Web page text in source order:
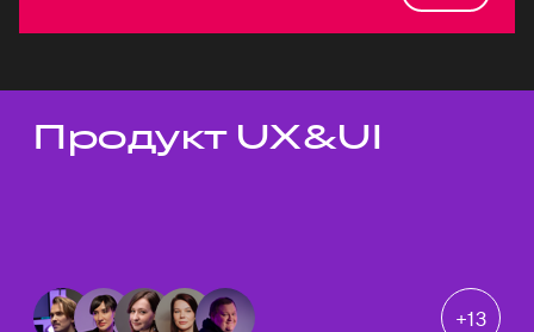
Темы докладов
Продукт UX&UI
+13